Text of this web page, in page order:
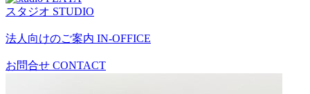
スタジオ STUDIO
法人向けのご案内 IN-OFFICE
お問合せ CONTACT